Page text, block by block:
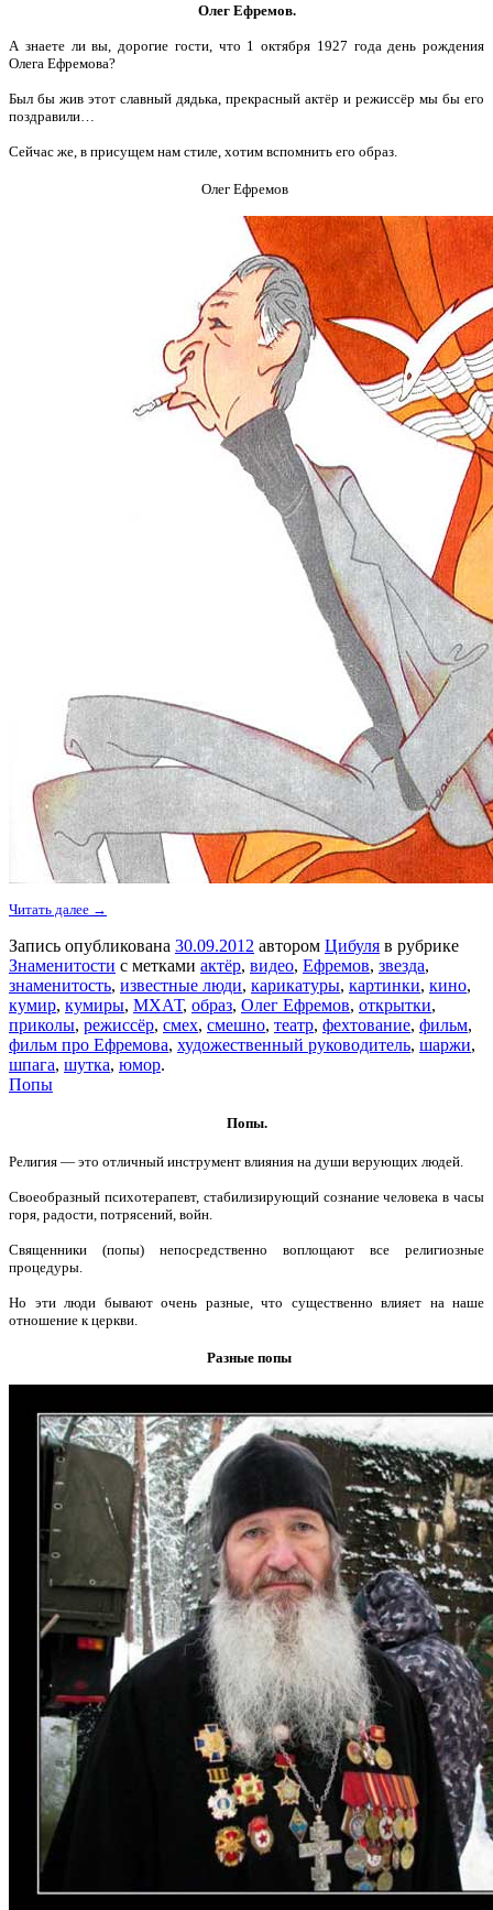
Олег Ефремов.
А знаете ли вы, дорогие гости, что 1 октября 1927 года день рождения
Олега Ефремова?
Был бы жив этот славный дядька, прекрасный актёр и режиссёр мы бы его
поздравили…
Сейчас же, в присущем нам стиле, хотим вспомнить его образ.
Олег Ефремов
Читать далее →
Запись опубликована 30.09.2012 автором Цибуля в рубрике
Знаменитости с метками актёр, видео, Ефремов, звезда,
знаменитость, известные люди, карикатуры, картинки, кино,
кумир, кумиры, МХАТ, образ, Олег Ефремов, открытки,
приколы, режиссёр, смех, смешно, театр, фехтование, фильм,
фильм про Ефремова, художественный руководитель, шаржи,
шпага, шутка, юмор.
Попы
Попы.
Религия — это отличный инструмент влияния на души верующих людей.
Своеобразный психотерапевт, стабилизирующий сознание человека в часы
горя, радости, потрясений, войн.
Священники (попы) непосредственно воплощают все религиозные
процедуры.
Но эти люди бывают очень разные, что существенно влияет на наше
отношение к церкви.
Разные попы